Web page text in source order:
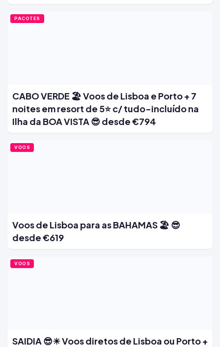
PACOTES
CABO VERDE 🏖️ Voos de Lisboa e Porto + 7
noites em resort de 5⭐ c/ tudo-incluído na
Ilha da BOA VISTA 😎 desde €794
VOOS
Voos de Lisboa para as BAHAMAS 🏖️ 😎
desde €619
VOOS
SAIDIA 😎☀ Voos diretos de Lisboa ou Porto +